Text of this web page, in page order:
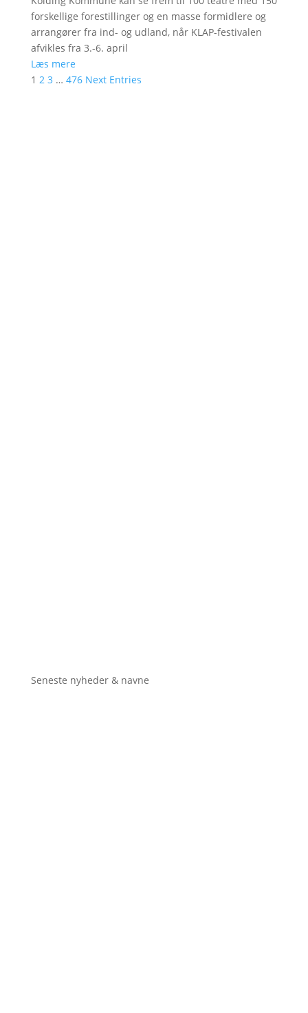
forskellige forestillinger og en masse formidlere og
arrangører fra ind- og udland, når KLAP-festivalen
afvikles fra 3.-6. april
Læs mere
1 2 3 … 476 Next Entries
Seneste nyheder & navne